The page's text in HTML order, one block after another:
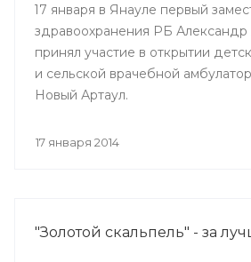
17 января в Янауле первый
здравоохранения РБ Александр
принял участие в открытии
и сельской врачебной
Новый Артаул.
17 января 2014
"Золотой скальпель" - за